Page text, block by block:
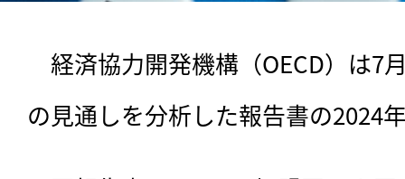
経済協力開発機構（OECD）は7
の見通しを分析した報告書の2024